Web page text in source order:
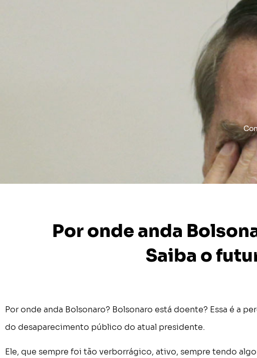
Por onde anda
Saiba o
Por onde anda Bolsonaro? Bolsonaro está doente? Essa é a
do desaparecimento público do atual presidente.
Ele, que sempre foi tão verborrágico, ativo, sempre tendo